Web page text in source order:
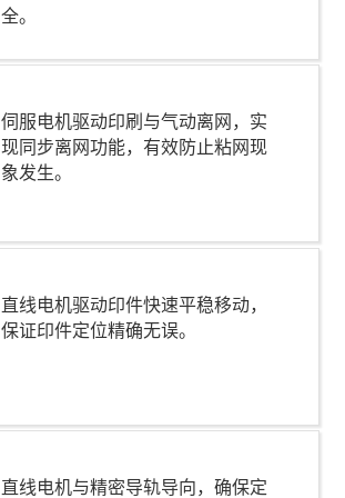
全。
伺服电机驱动印刷与气动离网，实
现同步离网功能，有效防止粘网现
象发生。
直线电机驱动印件快速平稳移动，
保证印件定位精确无误。
直线电机与精密导轨导向，确保定